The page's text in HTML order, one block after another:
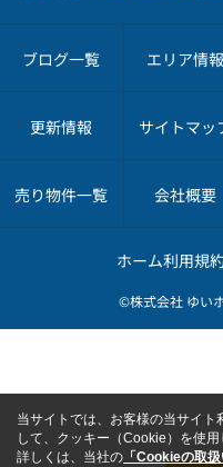
ブログ一覧 エリア情報
更新情報 サイトマッ
売り物件一覧 会社概要
ホーム利用規
©株式会社 ゆい
当サイトでは、お客様の当サイト
して、クッキー（Cookie）を使用
詳しくは、当社の 「Cookieの取